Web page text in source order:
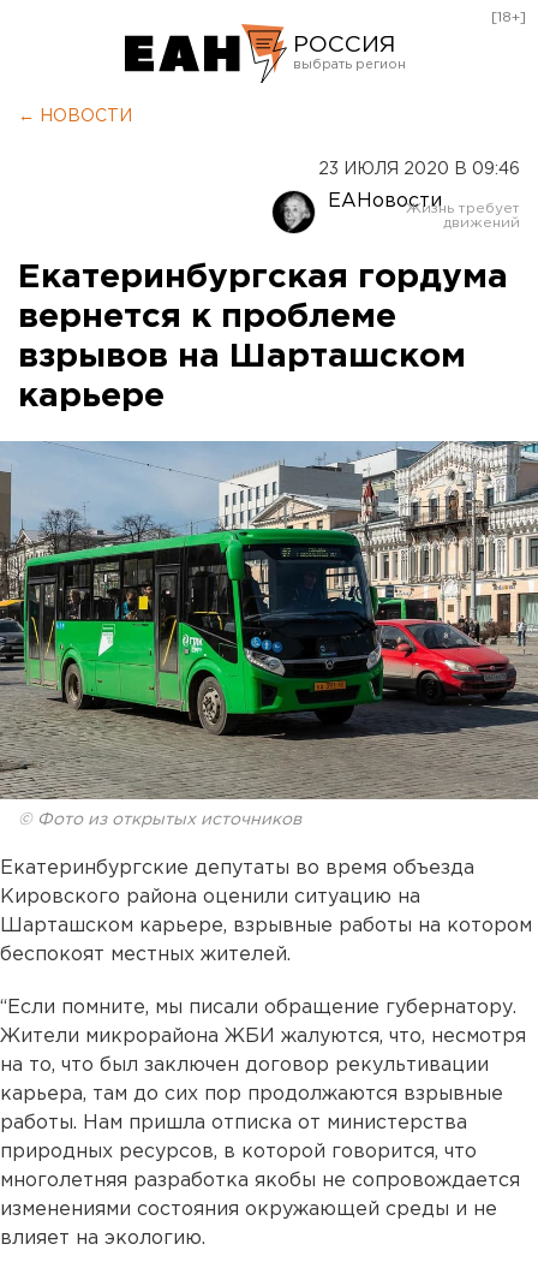
РОССИЯ
Оренбург
[18+]
← НОВОСТИ
23 ИЮЛЯ 2020 В 09:46
ЕАНовости
Екатеринбургская гордума
вернется к проблеме
взрывов на Шарташском
карьере
© Фото из открытых источников
Екатеринбургские депутаты во время объезда
Кировского района оценили ситуацию на
Шарташском карьере, взрывные работы на котором
беспокоят местных жителей.
“Если помните, мы писали обращение губернатору.
Жители микрорайона ЖБИ жалуются, что, несмотря
на то, что был заключен договор рекультивации
карьера, там до сих пор продолжаются взрывные
работы. Нам пришла отписка от министерства
природных ресурсов, в которой говорится, что
многолетняя разработка якобы не сопровождается
изменениями состояния окружающей среды и не
влияет на экологию.